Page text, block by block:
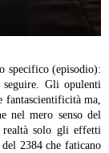
specifico (episodio):
Gli opulenti
fantascientificità ma,
nel mero senso del
solo gli effetti
2384 che faticano